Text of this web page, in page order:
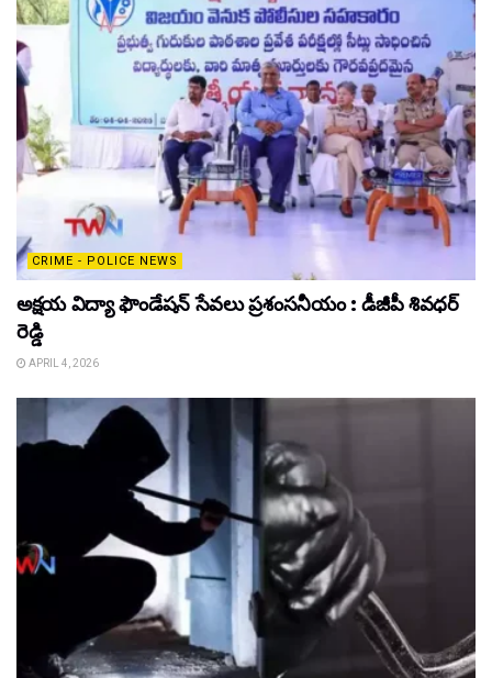
CRIME - POLICE NEWS
అక్షయ విద్యా ఫౌండేషన్ సేవలు ప్రశంసనీయం : డీజీపీ శివధర్
రెడ్డి
APRIL 4, 2026